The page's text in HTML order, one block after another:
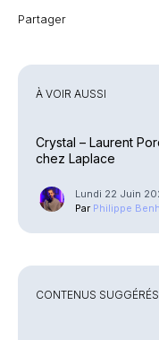
Partager
À VOIR AUSSI
Crystal – Laurent
chez Laplace
Lundi 22 Juin
Par Philippe
CONTENUS SUGGÉRÉS